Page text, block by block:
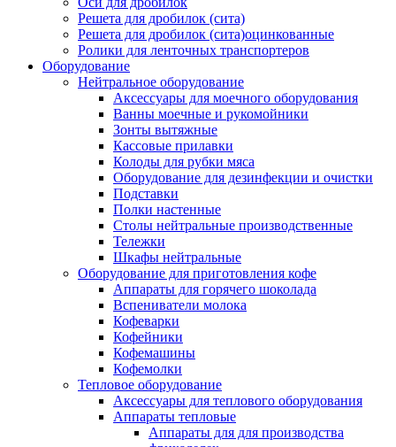
Решета для дробилок (сита)
Решета для дробилок (сита)оцинкованные
Ролики для ленточных транспортеров
Оборудование
Нейтральное оборудование
Аксессуары для моечного оборудования
Ванны моечные и рукомойники
Зонты вытяжные
Кассовые прилавки
Колоды для рубки мяса
Оборудование для дезинфекции и очистки
Подставки
Полки настенные
Столы нейтральные производственные
Тележки
Шкафы нейтральные
Оборудование для приготовления кофе
Аппараты для горячего шоколада
Вспениватели молока
Кофеварки
Кофейники
Кофемашины
Кофемолки
Тепловое оборудование
Аксессуары для теплового оборудования
Аппараты тепловые
Аппараты для для производства